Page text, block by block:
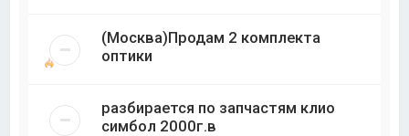
(Москва)Продам 2 комплекта
оптики
разбирается по запчастям клио
симбол 2000г.в